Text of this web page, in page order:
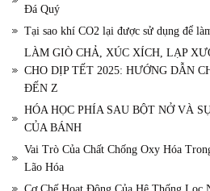
Đá Quý
Tại sao khí CO2 lại được sử dụng để
LÀM GIÒ CHẢ, XÚC XÍCH, LẠP
CHO DỊP TẾT 2025: HƯỚNG DẪN
ĐẾN Z
HÓA HỌC PHÍA SAU BỘT NỞ VÀ
CỦA BÁNH
Vai Trò Của Chất Chống Oxy Hóa
Lão Hóa